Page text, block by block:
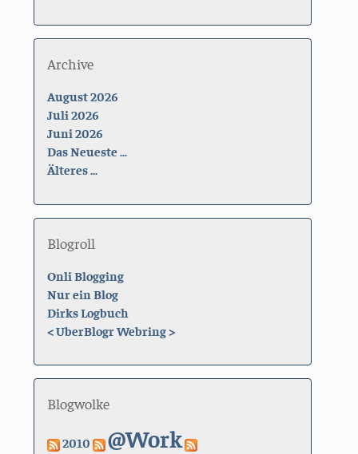
Archive
August 2026
Juli 2026
Juni 2026
Das Neueste ...
Älteres ...
Blogroll
Onli Blogging
Nur ein Blog
Dirks Logbuch
<UberBlogr Webring>
Blogwolke
2010 @Work